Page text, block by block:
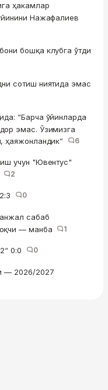
ҳакамлар
Нажафалиев
бошқа клубга ўтди
сотиш ниятида эмас
“Барча ўйинларда
эмас. Ўзимизга
ҳаяжонландик”
6
учун "Ювентус"
2
0
сабаб
— манба
1
0:0 0
— 2026/2027